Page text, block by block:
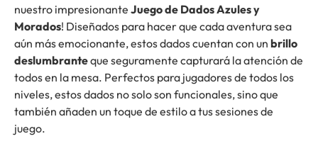
nuestro impresionante Juego de Dados Azules y
Morados! Diseñados para hacer que cada aventura sea
aún más emocionante, estos dados cuentan con un brillo
deslumbranteque seguramente capturará la atención de
todos en la mesa. Perfectos para jugadores de todos los
niveles, estos dados no solo son funcionales, sino que
también añaden un toque de estilo a tus sesiones de
juego.